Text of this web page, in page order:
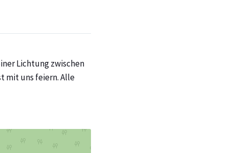
Lichtung zwischen
mit uns feiern. Alle